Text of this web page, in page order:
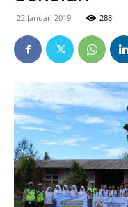
22 Januari 2019 288